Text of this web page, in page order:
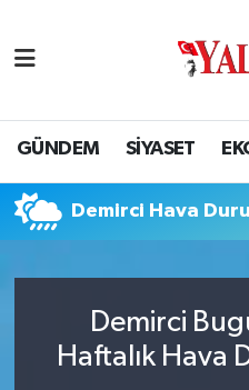
GÜNDEM SİYASET
Demirci Hava
Demirci
Haftalık Hava
SİYASET
EĞİTİM
BİLİM VE TEKNOLOJİ
Yalova Nöbetçi
Yalova Hava Durumu
Puan Durumu ve
Tüm Manşetler